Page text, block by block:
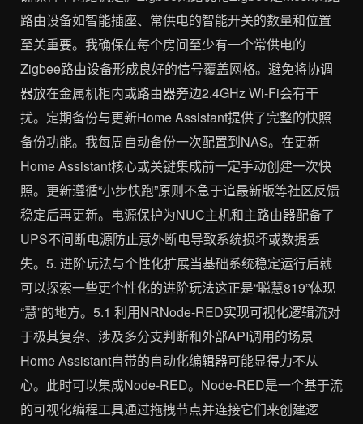
路由设备如智能插座、常供电的智能开关的数量和位置
至关重要。我确保在每个房间至少有一个常供电的
Zigbee路由设备形成良好的信号覆盖网格。避免将协调
器放在金属机柜内或路由器旁边2.4GHz Wi-Fi会有干
扰。定期备份与更新Home Assistant提供了完整的快照
备份功能。我每周自动备份一次配置到NAS。在更新
Home Assistant核心或关键集成前一定手动创建一次快
照。更新遵循“小步快跑”原则不急于追最新版等社区反馈
稳定后再更新。电源保护为NUC主机和主路由器配备了
UPS不间断电源防止意外断电导致系统损坏或数据丢
失。5. 进阶玩法与个性化扩展当基础系统稳定运行后就
可以探索一些更个性化的进阶玩法这正是“聪慧819”体现
“慧”的地方。5.1 利用NRNode-RED实现可视化逻辑流对
于极其复杂、涉及多分支判断和外部API调用的场景
Home Assistant自带的自动化编辑器可能显得力不从
心。此时可以集成Node-RED。Node-RED是一个基于流
的可视化编程工具通过拖拽节点并连接它们来创建逻